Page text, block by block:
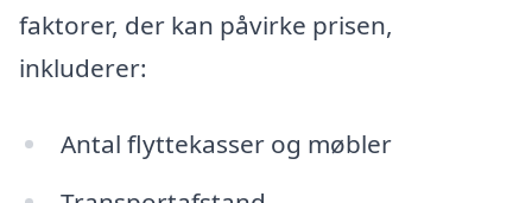
faktorer, der kan påvirke prisen,
inkluderer:
Antal flyttekasser og møbler